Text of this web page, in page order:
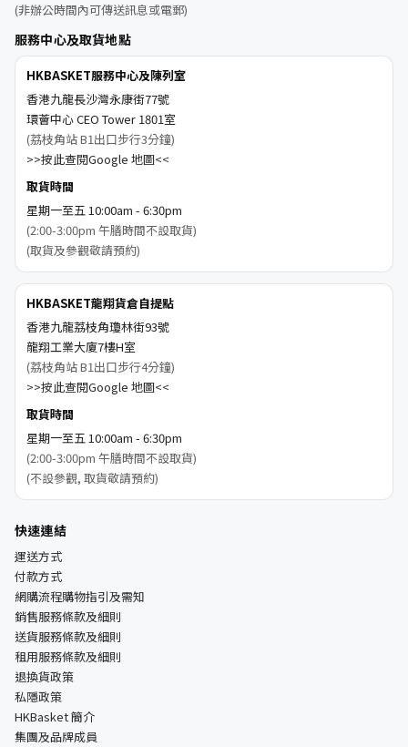
(非辦公時間內可傳送訊息或電郵)
服務中心及取貨地點
HKBASKET服務中心及陳列室
香港九龍長沙灣永康街77號
環薈中心 CEO Tower 1801室
(荔枝角站 B1出口步行3分鐘)
>>按此查閱Google 地圖<<
取貨時間
星期一至五 10:00am - 6:30pm
(2:00-3:00pm 午膳時間不設取貨)
(取貨及參觀敬請預約)
HKBASKET龍翔貨倉自提點
香港九龍荔枝角瓊林街93號
龍翔工業大廈7樓H室
(荔枝角站 B1出口步行4分鐘)
>>按此查閱Google 地圖<<
取貨時間
星期一至五 10:00am - 6:30pm
(2:00-3:00pm 午膳時間不設取貨)
(不設參觀, 取貨敬請預約)
快速連結
運送方式
付款方式
網購流程購物指引及需知
銷售服務條款及細則
送貨服務條款及細則
租用服務條款及細則
退換貨政策
私隱政策
HKBasket 簡介
集團及品牌成員